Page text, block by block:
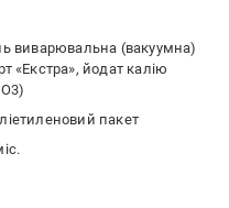
виварювальна (вакуумна)
«Екстра», йодат калію
пакет